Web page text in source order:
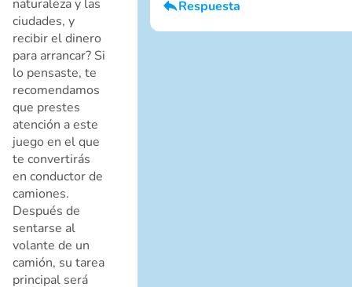
naturaleza y las
ciudades, y
recibir el dinero
para arrancar? Si
lo pensaste, te
recomendamos
que prestes
atención a este
juego en el que
te convertirás
en conductor de
camiones.
Después de
sentarse al
volante de un
camión, su tarea
principal será
Respuesta
Soy un chico